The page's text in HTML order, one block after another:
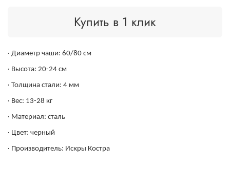
Купить в 1 клик
· Диаметр чаши: 60/80 см
· Высота: 20-24 см
· Толщина стали: 4 мм
· Вес: 13-28 кг
· Материал: сталь
· Цвет: черный
· Производитель: Искры Костра